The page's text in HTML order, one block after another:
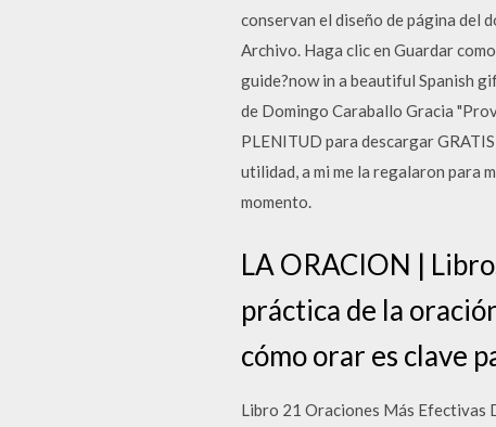
conservan el diseño de página del
Archivo. Haga clic en Guardar
guide?now in a beautiful Spanish
de Domingo Caraballo Gracia
PLENITUD para descargar
utilidad, a mi me la regalaron para
momento.
LA ORACION |
práctica de la
cómo orar es clave
Libro 21 Oraciones Más Efectivas